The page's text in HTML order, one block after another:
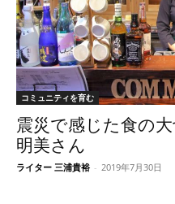
コミュニティを育む
震災で感じた食の
明美さん
ライター 三浦貴裕 - 2019年7月30日